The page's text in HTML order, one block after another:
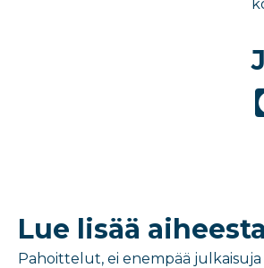
Lue lisää aiheesta
Pahoittelut, ei enempää julkaisuja